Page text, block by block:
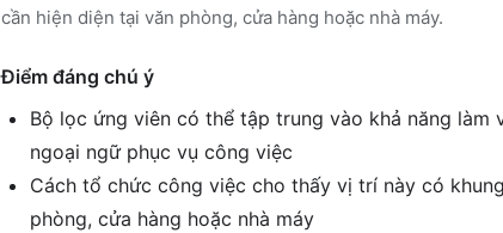
cần hiện diện tại văn phòng, cửa hàng hoặc nhà máy.
Điểm đáng chú ý
Bộ lọc ứng viên có thể tập trung vào khả năng
ngoại ngữ phục vụ công việc
Cách tổ chức công việc cho thấy vị trí này có
phòng, cửa hàng hoặc nhà máy